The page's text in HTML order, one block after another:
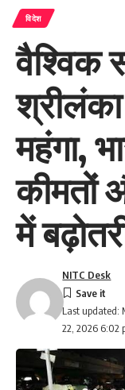
विदेश
वैश्विक
महंगा,
कीमतों
में
Last updated:
22, 2026 6:02
NITC Desk